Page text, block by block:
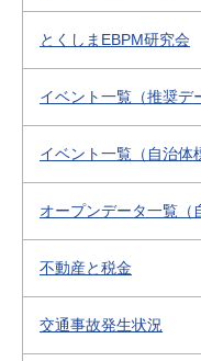
とくしまEBPM研究会
イベント一覧（推奨デ
イベント一覧（自治体
オープンデータ一覧（
不動産と税金
交通事故発生状況